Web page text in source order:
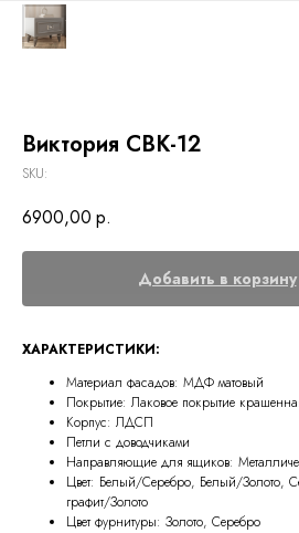
Виктория СВК-12
SKU:
6900,00 р.
Добавить в корзину
ХАРАКТЕРИСТИКИ:
Материал фасадов: МДФ матовый
Покрытие: Лаковое покрытие
Корпус: ЛДСП
Петли с доводчиками
Направляющие для ящиков:
Цвет: Белый/Серебро, Белый/Золото,
графит/Золото
Цвет фурнитуры: Золото, Серебро